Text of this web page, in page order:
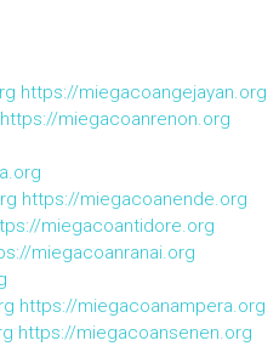
https://miegacoangejayan.org
https://miegacoanrenon.org
https://miegacoanende.org
miegacoantidore.org
miegacoanranai.org
https://miegacoanampera.org
https://miegacoansenen.org